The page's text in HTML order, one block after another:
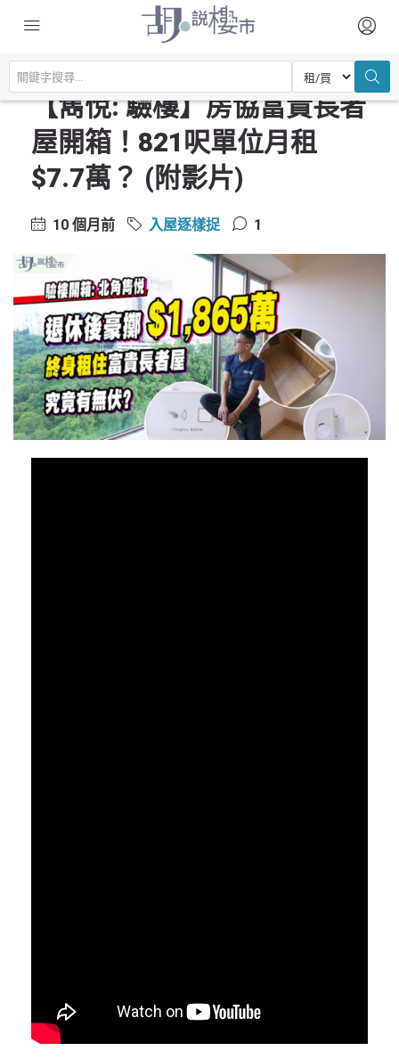
主頁
入屋逐樣捉
【雋悅: 驗樓】房協富貴長者屋開箱！821呎單位月租$7.7萬？ (附影片)
【雋悅: 驗樓】房協富貴長者
屋開箱！821呎單位月租
$7.7萬？ (附影片)
10 個月前 入屋逐樣捉 1